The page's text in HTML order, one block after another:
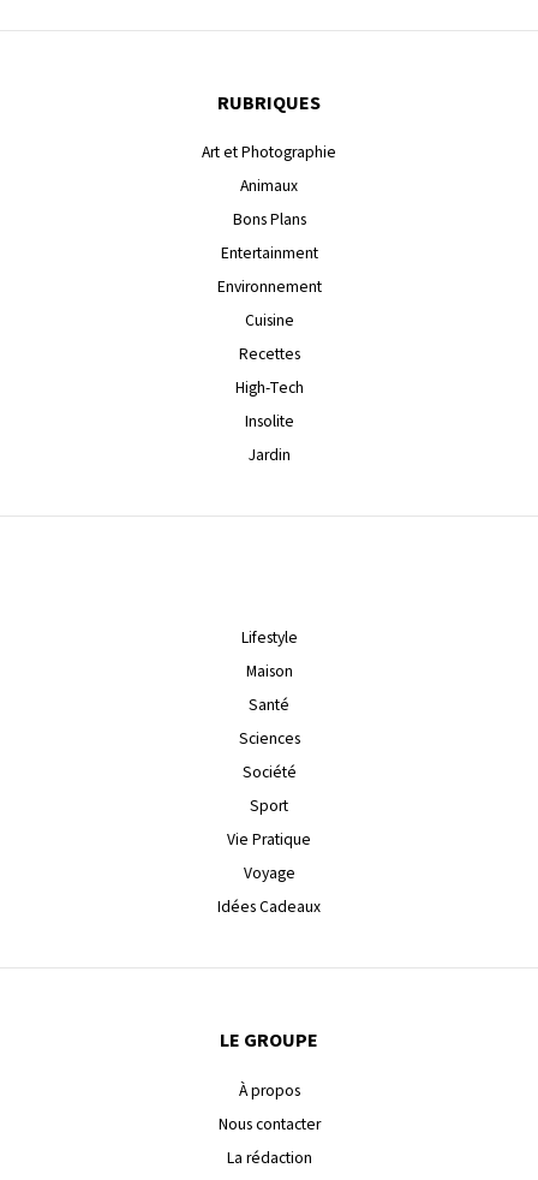
RUBRIQUES
Art et Photographie
Animaux
Bons Plans
Entertainment
Environnement
Cuisine
Recettes
High-Tech
Insolite
Jardin
Lifestyle
Maison
Santé
Sciences
Société
Sport
Vie Pratique
Voyage
Idées Cadeaux
LE GROUPE
À propos
Nous contacter
La rédaction